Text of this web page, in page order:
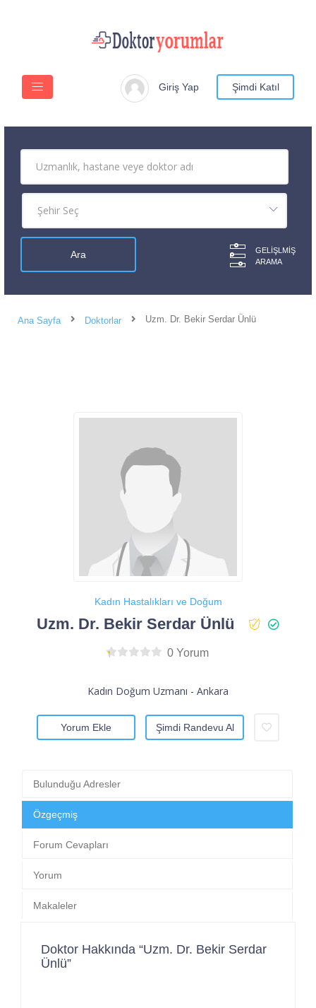
Giriş Yap Şimdi Katıl
GELIŞLMIŞ
ARAMA
Ana Sayfa Doktorlar Uzm. Dr. Bekir Serdar Ünlü
Kadın Hastalıkları ve Doğum
Uzm. Dr. Bekir Serdar Ünlü
0 Yorum
Kadın Doğum Uzmanı - Ankara
Yorum Ekle Şimdi Randevu Al
Bulunduğu Adresler
Özgeçmiş
Forum Cevapları
Yorum
Makaleler
Doktor Hakkında “Uzm. Dr. Bekir Serdar
Ünlü”